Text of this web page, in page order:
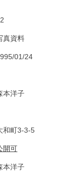
真資料
01/24
本洋子
和町3-3-5
開可
本洋子